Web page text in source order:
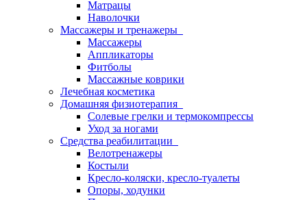
Матрацы
Наволочки
Массажеры и тренажеры
Массажеры
Аппликаторы
Фитболы
Массажные коврики
Лечебная косметика
Домашняя физиотерапия
Солевые грелки и термокомпрессы
Уход за ногами
Средства реабилитации
Велотренажеры
Костыли
Кресло-коляски, кресло-туалеты
Опоры, ходунки